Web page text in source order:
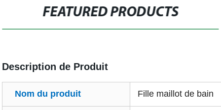
FEATURED PRODUCTS
Description de Produit
Nom du produit Fille maillot de bain